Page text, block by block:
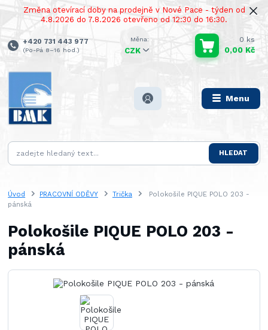
Změna otevírací doby na prodejně v Nové Pace - týden od
4.8.2026 do 7.8.2026 otevřeno od 12:30 do 16:30.
Menu
CZK
HLEDAT
+420 731 443 977
(Po-Pá 8–16 hod.)
0 ks
0,00 Kč
Úvod PRACOVNÍ ODĚVY Trička
Polokošile PIQUE POLO 203 -
pánská
Polokošile PIQUE POLO 203 -
pánská